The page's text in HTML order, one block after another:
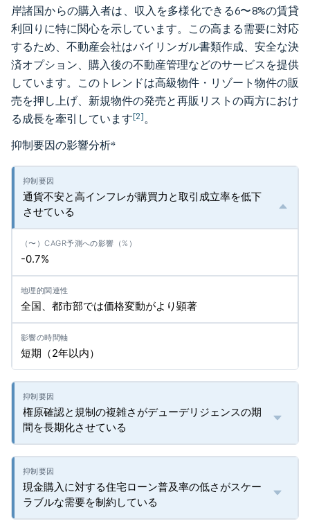
岸諸国からの購入者は、収入を多様化できる6〜8%の賃貸
利回りに特に関心を示しています。この高まる需要に対応
するため、不動産会社はバイリンガル書類作成、安全な決
済オプション、購入後の不動産管理などのサービスを提供
しています。このトレンドは高級物件・リゾート物件の販
売を押し上げ、新規物件の発売と再販リストの両方におけ
る成長を牽引しています[2]。
抑制要因の影響分析*
通貨不安と高インフレが購買力と取引成立率を低下
させている
-0.7%
全国、都市部では価格変動がより顕著
短期（2年以内）
権原確認と規制の複雑さがデューデリジェンスの期
間を長期化させている
現金購入に対する住宅ローン普及率の低さがスケー
ラブルな需要を制約している